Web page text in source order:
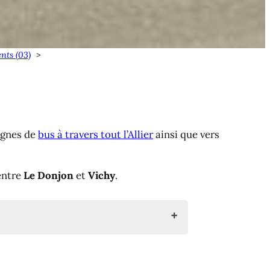
(03)
debus à travers tout l’Allierainsi que vers
Le DonjonetVichy.